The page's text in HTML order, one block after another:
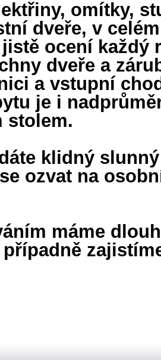
omítky,
dveře, v
ocení každý
dveře a
a vstupní
je i
stolem.
klidný
ozvat na
máme